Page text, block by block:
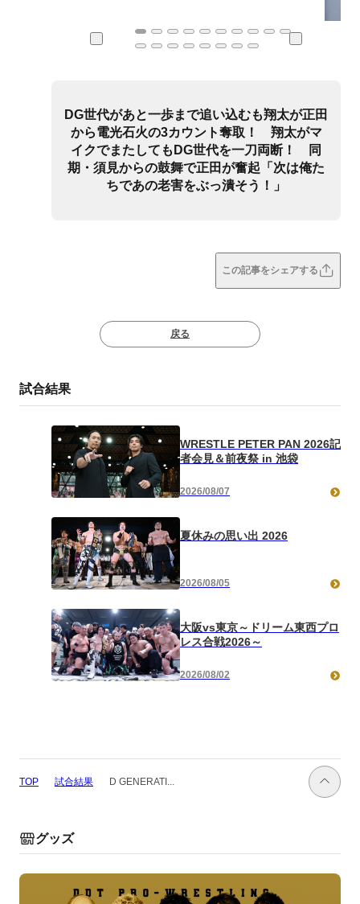
DG世代があと一歩まで追い込むも翔太が正田
から電光石火の3カウント奪取！ 翔太がマ
イクでまたしてもDG世代を一刀両断！ 同
期・須見からの鼓舞で正田が奮起「次は俺た
ちであの老害をぶっ潰そう！」
この記事をシェアする
戻る
試合結果
WRESTLE PETER PAN 2026記
者会見＆前夜祭 in 池袋
2026/08/07
夏休みの思い出 2026
2026/08/05
大阪vs東京～ドリーム東西プロ
レス合戦2026～
2026/08/02
TOP 試合結果 D GENERATI...
グッズ